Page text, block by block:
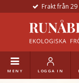
Frakt från 29
MENY LOGGA IN